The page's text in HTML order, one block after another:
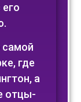
где
а
отцы-